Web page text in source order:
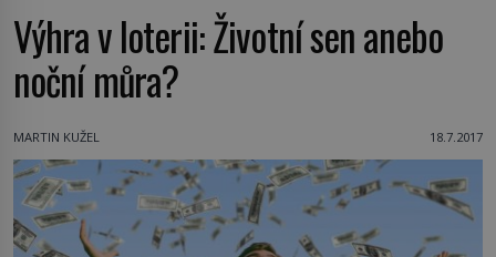
Výhra v loterii: Životní sen anebo
noční můra?
MARTIN KUŽEL 18.7.2017